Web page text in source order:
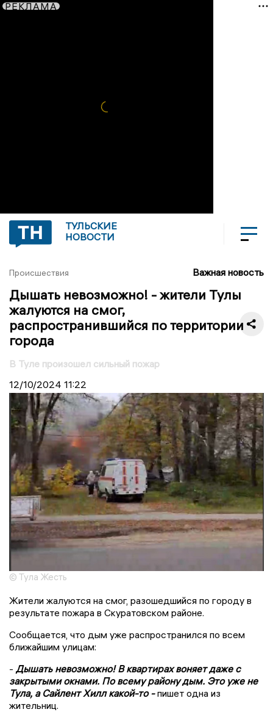
РЕКЛАМА
ТУЛЬСКИЕ
НОВОСТИ
Происшествия Важная новость
Дышать невозможно! - жители Тулы
жалуются на смог,
распространившийся по территории
города
В Туле произошел сильный пожар
12/10/2024 11:22
© Тула Жесть
Жители жалуются на смог, разошедшийся по городу в
результате пожара в Скуратовском районе.
Сообщается, что дым уже распространился по всем
ближайшим улицам:
- Дышать невозможно! В квартирах воняет даже с
закрытыми окнами. По всему району дым. Это уже не
Тула, а Сайлент Хилл какой-то -пишет одна из
жительниц.